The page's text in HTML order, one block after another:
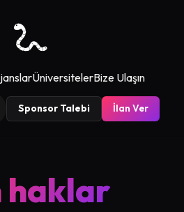
ÜniversitelerBize Ulaşın
Sponsor Talebi İlan Ver
haklar